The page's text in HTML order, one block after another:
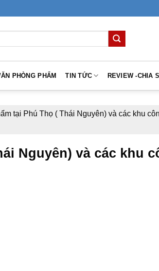
PHÒNG PHẨM TIN TỨC REVIEW -CHIA
tại Phú Thọ ( Thái Nguyên) và các khu
Nguyên) và các khu